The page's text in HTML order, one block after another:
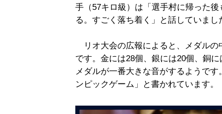
手（57キロ級）は「選手村に帰った
る。すごく落ち着く」と話していまし
リオ大会の広報によると、メダルの
です。金には28個、銀には20個、銅
メダルが一番大きな音がするようで
ンピックゲーム」と書かれています。